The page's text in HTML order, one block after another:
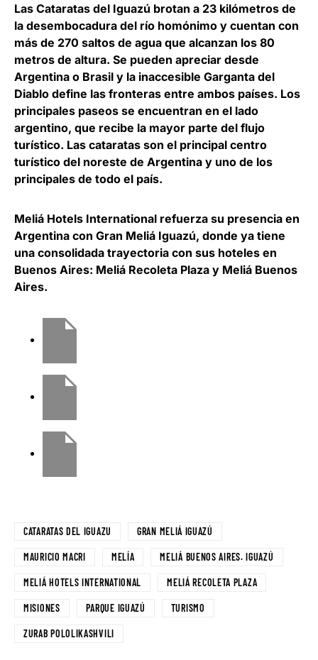
Las Cataratas del Iguazú brotan a 23 kilómetros de
la desembocadura del río homónimo y cuentan con
más de 270 saltos de agua que alcanzan los 80
metros de altura. Se pueden apreciar desde
Argentina o Brasil y la inaccesible Garganta del
Diablo define las fronteras entre ambos países. Los
principales paseos se encuentran en el lado
argentino, que recibe la mayor parte del flujo
turístico. Las cataratas son el principal centro
turístico del noreste de Argentina y uno de los
principales de todo el país.
Meliá Hotels International refuerza su presencia en
Argentina con Gran Meliá Iguazú, donde ya tiene
una consolidada trayectoria con sus hoteles en
Buenos Aires: Meliá Recoleta Plaza y Meliá Buenos
Aires.
CATARATAS DEL IGUAZU GRAN MELIÁ IGUAZÚ
MAURICIO MACRI MELÍA MELIÁ BUENOS AIRES. IGUAZÚ
MELIÁ HOTELS INTERNATIONAL MELIÁ RECOLETA PLAZA
MISIONES PARQUE IGUAZÚ TURISMO
ZURAB POLOLIKASHVILI